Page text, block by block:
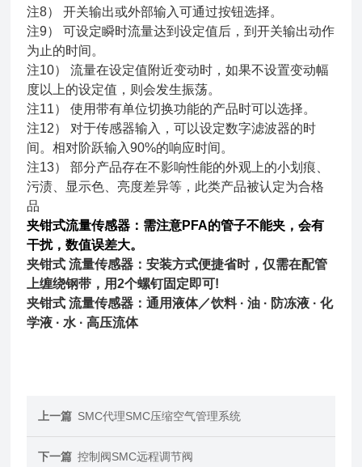
注8） 开关输出或外部输入可通过按钮选择。
注9） 可设定瞬时流量达到设定值后，到开关输出动作
为止的时间。
注10） 流量在设定值附近变动时，如果不设置变动幅
度以上的设定值，则会发生振荡。
注11） 使用带有单位切换功能的产品时可以选择。
注12） 对于传感器输入，可以设定数字滤波器的时
间。相对阶跃输入90%的响应时间。
注13） 部分产品存在不影响性能的外观上的小划痕、
污渍、显示色、亮度差异等，此类产品被认定为合格
品
夹钳式流量传感器：需注意PFA的管子不能夹，会有
干扰，数值误差大。
夹钳式 流量传感器 ：安装方式便捷省时，仅需在配管
上缠绕钢带，用2个螺钉固定即可!
夹钳式 流量传感器 ：通用液体／饮料 · 油 · 防冻液 · 化
学液 · 水 · 高压流体
上一篇 SMC代理SMC压缩空气管理系统
下一篇 控制阀SMC远程调节阀